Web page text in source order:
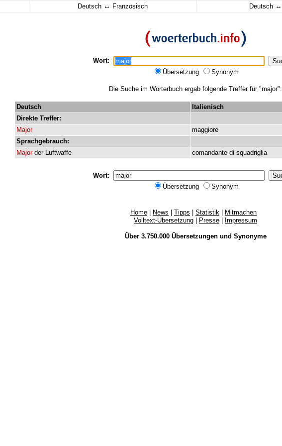
Deutsch ↔ Französisch Deutsch ↔
Wort:
Übersetzung
Synonym
Die Suche im Wörterbuch ergab folgende Treffer für "major":
Deutsch
Italienisch
Direkte Treffer:
Major
maggiore
Sprachgebrauch:
Major der Luftwaffe comandante di squadriglia
Wort:
Übersetzung
Synonym
Home News Tipps Statistik
Mitmachen
Volltext-Übersetzung
Presse Impressum
Über 3.750.000 Übersetzungenund Synonyme